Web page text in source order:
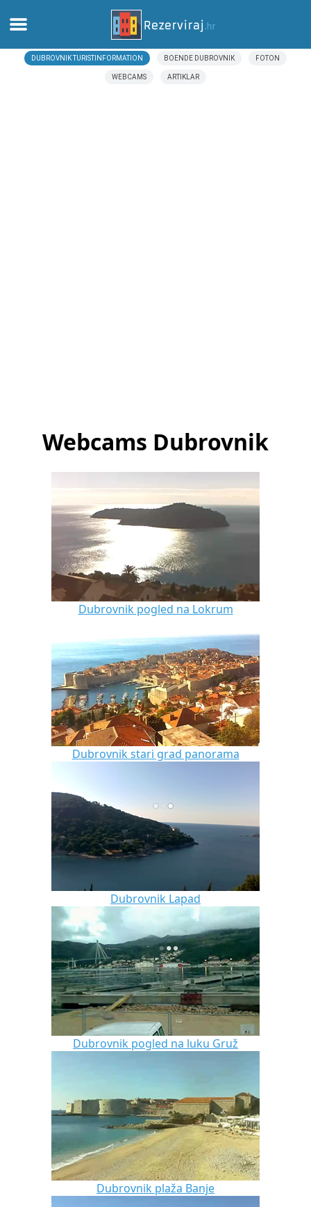
HemDUBROVNIK TURISTINFORMATION BOENDE DUBROVNIK FOTON
WEBCAMS ARTIKLAR
Webcams Dubrovnik
Dubrovnik pogled na Lokrum
Dubrovnik stari grad panorama
Dubrovnik Lapad
Dubrovnik pogled na luku Gruž
Dubrovnik plaža Banje